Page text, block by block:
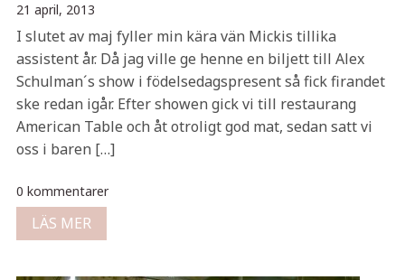
21 april, 2013
I slutet av maj fyller min kära vän Mickis tillika
assistent år. Då jag ville ge henne en biljett till Alex
Schulman´s show i födelsedagspresent så fick firandet
ske redan igår. Efter showen gick vi till restaurang
American Table och åt otroligt god mat, sedan satt vi
oss i baren […]
0 kommentarer
LÄS MER